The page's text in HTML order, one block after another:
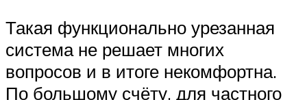
Такая функционально урезанная
система не решает многих
вопросов и в итоге некомфортна.
По большому счёту, для частного